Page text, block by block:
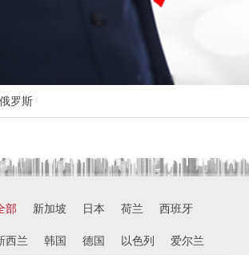
罗斯
部 新加坡 日本 荷兰 西班牙
西兰 韩国 德国 以色列 爱尔兰
￥税后月薪2100欧
￥260-350万韩币
韩国-免税店
新西兰-农业工